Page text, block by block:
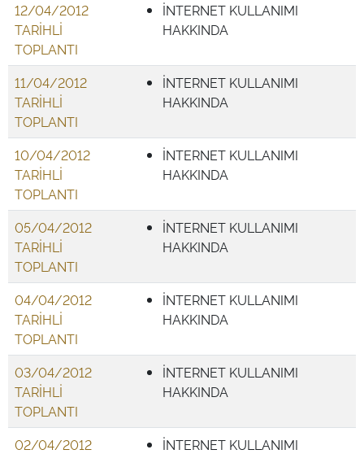
12/04/2012
TARİHLİ
TOPLANTI
İNTERNET KULLANIMI
HAKKINDA
11/04/2012
TARİHLİ
TOPLANTI
İNTERNET KULLANIMI
HAKKINDA
10/04/2012
TARİHLİ
TOPLANTI
İNTERNET KULLANIMI
HAKKINDA
05/04/2012
TARİHLİ
TOPLANTI
İNTERNET KULLANIMI
HAKKINDA
04/04/2012
TARİHLİ
TOPLANTI
İNTERNET KULLANIMI
HAKKINDA
03/04/2012
TARİHLİ
TOPLANTI
İNTERNET KULLANIMI
HAKKINDA
02/04/2012
İNTERNET KULLANIMI